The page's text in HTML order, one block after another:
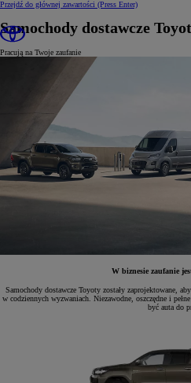
Przejdź do głównej zawartości (Press Enter)
Samochody dostawcze
Pracują na Twoje zaufanie
W biznesie zaufanie
Samochody dostawcze Toyoty zostały zaprojektowane,
w codziennych wyzwaniach. Niezawodne, oszczędne i
być auta do